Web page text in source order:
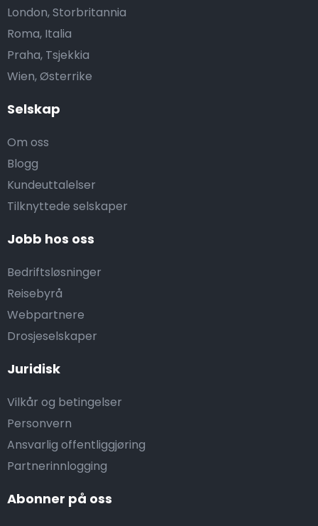
Selskap
Om oss
Blogg
Kundeuttalelser
Tilknyttede selskaper
Jobb hos oss
Bedriftsløsninger
Reisebyrå
Webpartnere
Drosjeselskaper
Juridisk
Vilkår og betingelser
Personvern
Ansvarlig offentliggjøring
Partnerinnlogging
London, Storbritannia
Roma, Italia
Praha, Tsjekkia
Wien, Østerrike
Abonner på oss